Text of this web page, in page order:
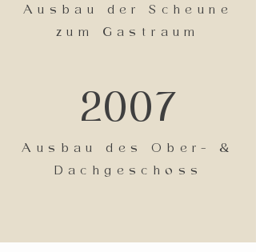
Ausbau der Scheune
zum Gastraum
2007
Ausbau des Ober- &
Dachgeschoss